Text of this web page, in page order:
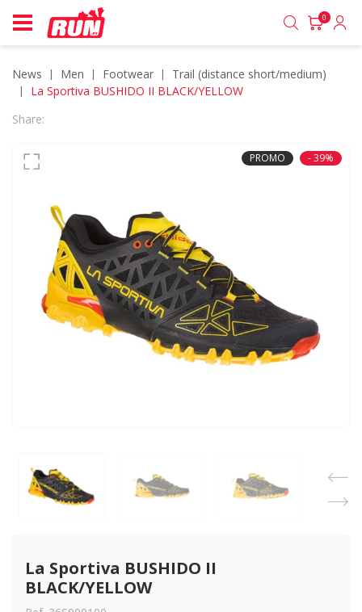
0
News men footwear
trail (distance short/medium)
La Sportiva BUSHIDO II BLACK/YELLOW
Share:
PROMO - 39%
La Sportiva BUSHIDO II
BLACK/YELLOW